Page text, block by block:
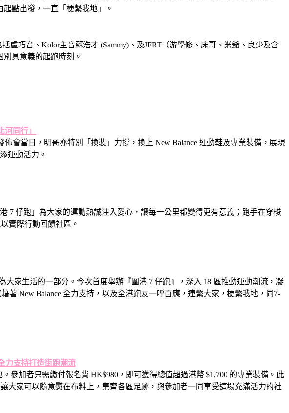
點出發，一直「 梗繫我地」。
盧巧音、 Kolor主音蘇浩才 (Sammy)、及JFRT（游學修、床哥、米爺、良少及含
具意義的起跑時刻。
同行」
佈會當日，明哥亦特別「換裝」力撐，換上 New Balance 運動鞋及專業裝備，展現
運動活力。
7 仔跑」為大家的運動熱誠注入愛心，讓每一公里都變得更有意義； 跑手在穿梭
實際行動回饋社區。
大家生活的一部分。 今次首度舉辦『圍港 7 仔跑』，深入 18 區推動運動潮流，凝
著 New Balance 全力支持，以及全港跑友一呼百應，連繫大家，梗繫我地，同7-
力支持打造街跑潮流
參加者只需繳付報名費 HK$980，即可獲得總值超過港幣 $1,700 的專業裝備。此
大家可以隨意熨在布料上，集齊各區足跡， 與參加者一同享受這場充滿活力的社